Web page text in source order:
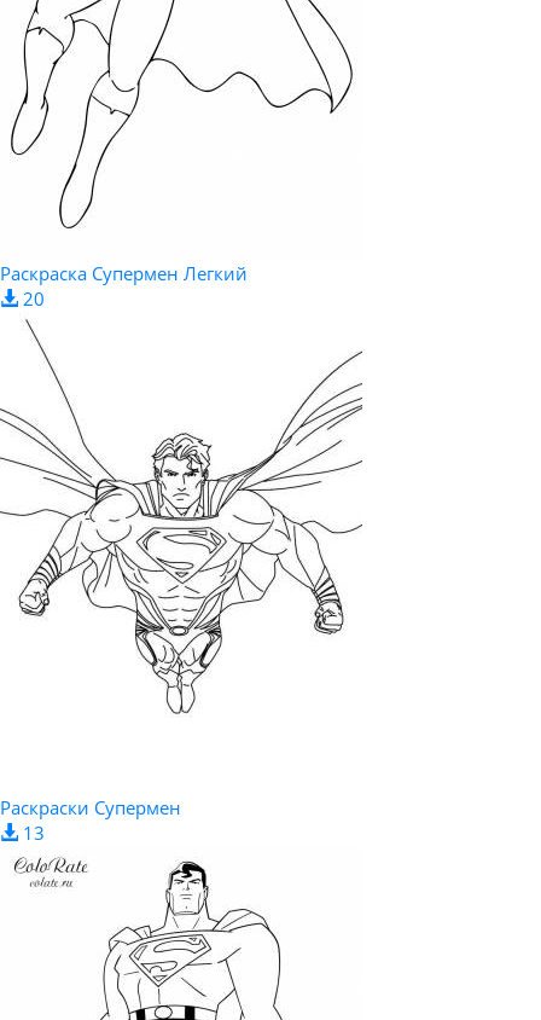
Раскраска Супермен Легкий
20
Раскраски Супермен
13